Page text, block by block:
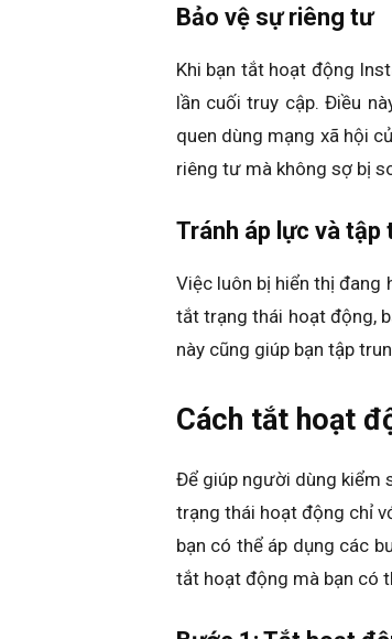
Bảo vệ sự riêng tư
Khi bạn tắt hoạt động
lần cuối truy cập. Điều
quen dùng mạng xã hội
riêng tư mà không sợ bị
Tránh áp lực và tập
Việc luôn bị hiển thị đang
tắt trạng thái hoạt động,
này cũng giúp bạn tập
Cách tắt hoạt
Để giúp người dùng kiểm
trạng thái hoạt động chỉ
bạn có thể áp dụng các
tắt hoạt động mà bạn có